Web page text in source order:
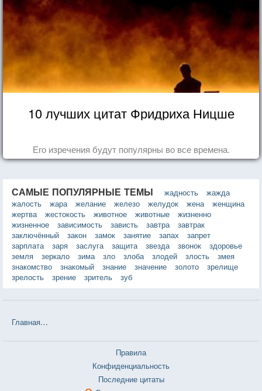
10 лучших цитат Фридриха Ницше
Его изречения будут популярны во все времена.
САМЫЕ ПОПУЛЯРНЫЕ ТЕМЫ жадность
жажда
жалость
жара желание железо желудок жена
женщина
жертва
жестокость животное животные
жизненно
жизненное
зависимость зависть завтра
завтрак
заключённый
закон замок занятие запах
запрет
зарплата
заря заслуга защита звезда звонок
здоровье
земля
зеркало зима зло злоба злодей злость
змея
знакомство
знакомый знание значение золото
зрелище
зрелость
зрение зритель зуб
Главная
Правила
Конфиденциальность
Последние цитаты